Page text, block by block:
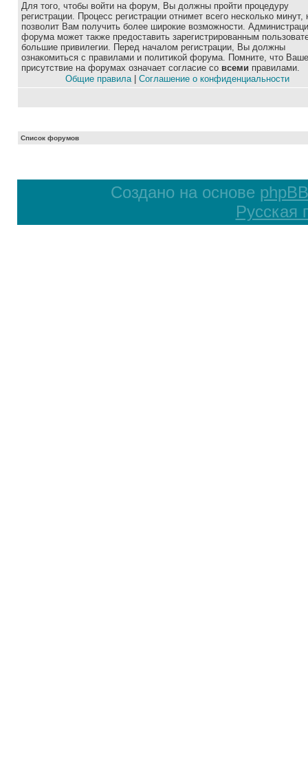
Для того, чтобы войти на форум, Вы должны пройти процедуру
регистрации. Процесс регистрации отнимет всего несколько минут,
позволит Вам получить более широкие возможности.
форума может также предоставить зарегистрированным
большие привилегии. Перед началом регистрации, Вы должны
ознакомиться с правилами и политикой форума. Помните, что Ваше
присутствие на форумах означает согласие со всеми правилами.
Общие правила| Соглашение о конфиденциальности
Список форумов
Создано на основе phpBB
Русская